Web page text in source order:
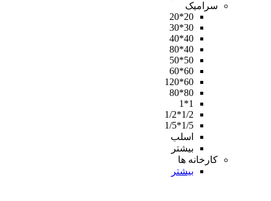
سرامیک
20*20
30*30
40*40
40*80
50*50
60*60
60*120
80*80
1*1
1/2*1/2
1/5*1/5
اسلب
بیشتر
کارخانه ها
بیشتر